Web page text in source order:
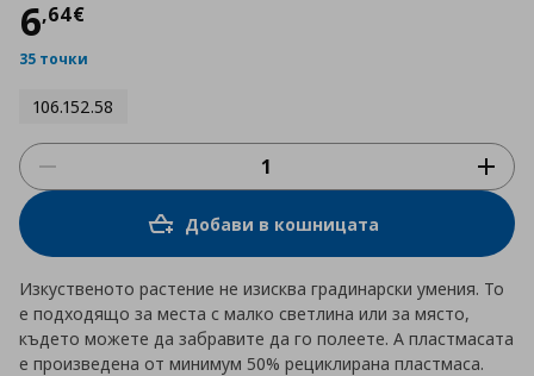
6,64€
Цена
35 точки
106.152.58
Добави в кошницата
Изкуственото растение не изисква градинарски умения. То
е подходящо за места с малко светлина или за място,
където можете да забравите да го полеете. А пластмасата
е произведена от минимум 50% рециклирана пластмаса.